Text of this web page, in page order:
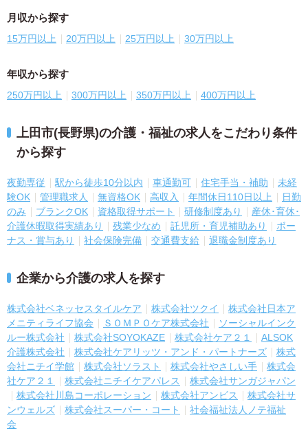
月収から探す
15万円以上 20万円以上 25万円以上 30万円以上
年収から探す
250万円以上 300万円以上 350万円以上 400万円以上
上田市(長野県)の介護・福祉の求人をこだわり条件
から探す
夜勤専従 駅から徒歩10分以内 車通勤可 住宅手当・補助
未経
験OK
管理職求人 無資格OK 高収入 年間休日110日以上
日勤
のみ
ブランクOK 資格取得サポート 研修制度あり
産休･育休･
介護休暇取得実績あり
残業少なめ 託児所・育児補助あり
ボー
ナス・賞与あり
社会保険完備 交通費支給 退職金制度あり
企業から介護の求人を探す
株式会社ベネッセスタイルケア 株式会社ツクイ
株式会社日本ア
メニティライフ協会
ＳＯＭＰＯケア株式会社
ソーシャルインク
ルー株式会社
株式会社SOYOKAZE 株式会社ケア２１
ALSOK
介護株式会社
株式会社ケアリッツ・アンド・パートナーズ
株式
会社ニチイ学館
株式会社ソラスト 株式会社やさしい手
株式会
社ケア２１
株式会社ニチイケアパレス
株式会社サンガジャパン
株式会社川島コーポレーション
株式会社アンビス
株式会社サ
ンウェルズ
株式会社スーパー・コート
社会福祉法人ノテ福祉
会